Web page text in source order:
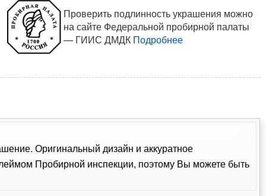
Проверить подлинность украшения можно
на сайте Федеральной пробирной палаты
— ГИИС ДМДК Подробнее
Оригинальный дизайн и аккуратное
Пробирной инспекции, поэтому Вы можете быть